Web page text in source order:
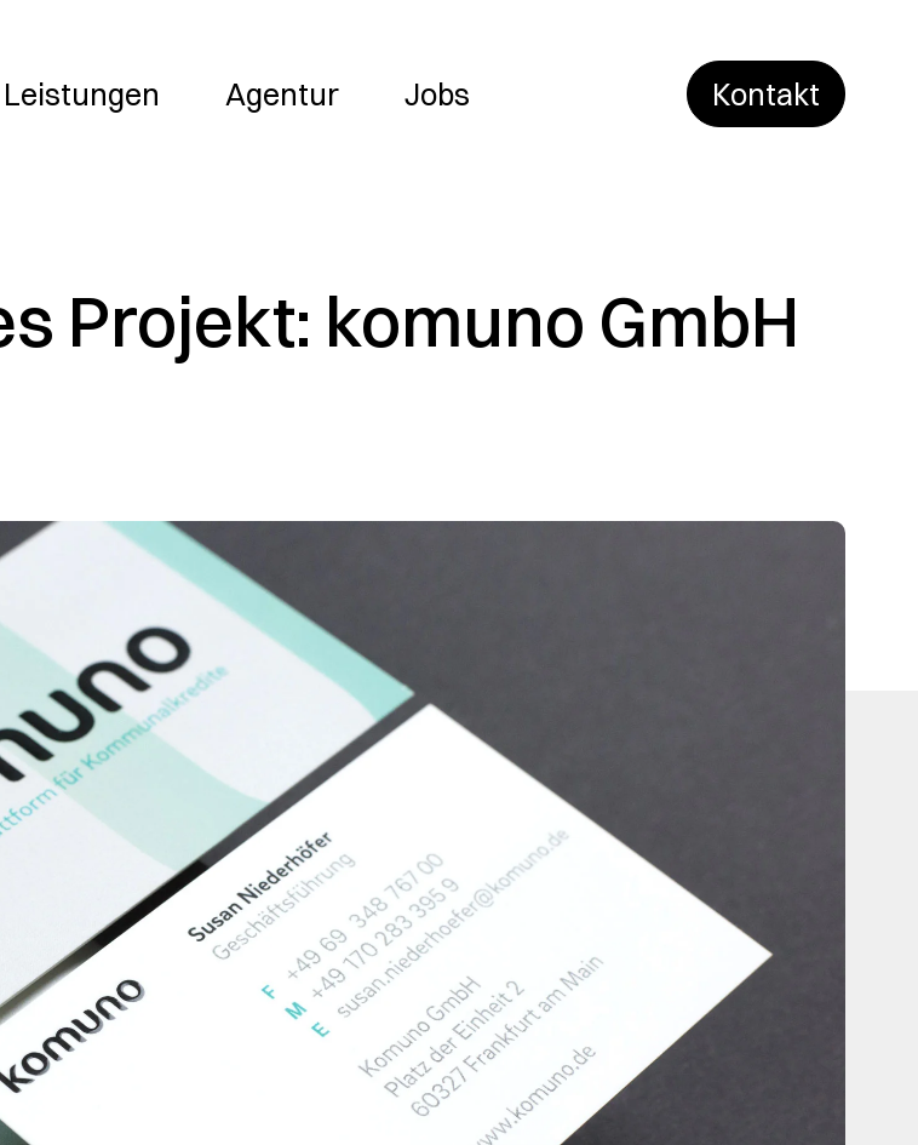
Leistungen Agentur Jobs Kontakt
Agentur Jobs
Projekt: komuno GmbH